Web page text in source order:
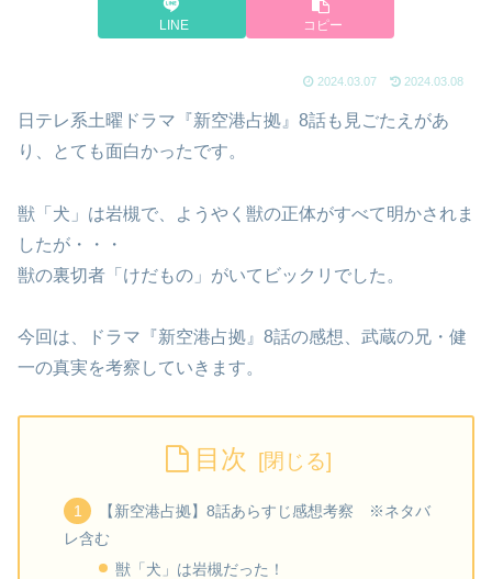
LINE コピー
2024.03.07 2024.03.08
日テレ系土曜ドラマ『新空港占拠』8話も見ごたえがあ
り、とても面白かったです。
獣「犬」は岩槻で、ようやく獣の正体がすべて明かされま
したが・・・
獣の裏切者「けだもの」がいてビックリでした。
今回は、ドラマ『新空港占拠』8話の感想、武蔵の兄・健
一の真実を考察していきます。
目次
【新空港占拠】8話あらすじ感想考察 ※ネタバ
レ含む
獣「犬」は岩槻だった！